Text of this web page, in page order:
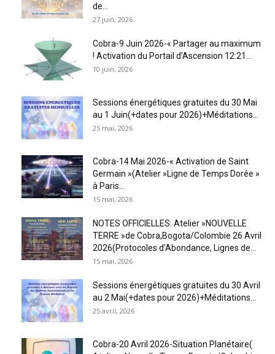
de...
27 juin, 2026
Cobra-9 Juin 2026-« Partager au maximum
! Activation du Portail d’Ascension 12:21...
10 juin, 2026
Sessions énergétiques gratuites du 30 Mai
au 1 Juin(+dates pour 2026)+Méditations...
25 mai, 2026
Cobra-14 Mai 2026-« Activation de Saint
Germain »(Atelier »Ligne de Temps Dorée »
à Paris...
15 mai, 2026
NOTES OFFICIELLES: Atelier »NOUVELLE
TERRE »de Cobra,Bogota/Colombie 26 Avril
2026(Protocoles d’Abondance, Lignes de...
15 mai, 2026
Sessions énergétiques gratuites du 30 Avril
au 2 Mai(+dates pour 2026)+Méditations...
25 avril, 2026
Cobra-20 Avril 2026-Situation Planétaire(